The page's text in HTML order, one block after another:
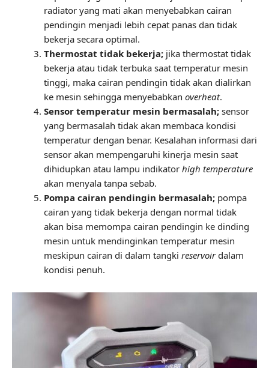
radiator yang mati akan menyebabkan cairan
pendingin menjadi lebih cepat panas dan tidak
bekerja secara optimal.
Thermostat tidak bekerja; jika thermostat tidak
bekerja atau tidak terbuka saat temperatur mesin
tinggi, maka cairan pendingin tidak akan dialirkan
ke mesin sehingga menyebabkan overheat.
Sensor temperatur mesin bermasalah; sensor
yang bermasalah tidak akan membaca kondisi
temperatur dengan benar. Kesalahan informasi dari
sensor akan mempengaruhi kinerja mesin saat
dihidupkan atau lampu indikator high temperature
akan menyala tanpa sebab.
Pompa cairan pendingin bermasalah; pompa
cairan yang tidak bekerja dengan normal tidak
akan bisa memompa cairan pendingin ke dinding
mesin untuk mendinginkan temperatur mesin
meskipun cairan di dalam tangki reservoirdalam
kondisi penuh.